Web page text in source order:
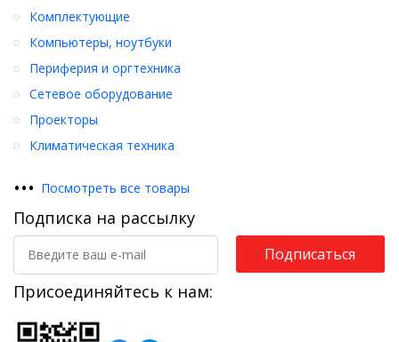
Комплектующие
Компьютеры, ноутбуки
Периферия и оргтехника
Сетевое оборудование
Проекторы
Климатическая техника
••• Посмотреть все товары
Подписка на рассылку
Подписаться
Присоединяйтесь к нам: